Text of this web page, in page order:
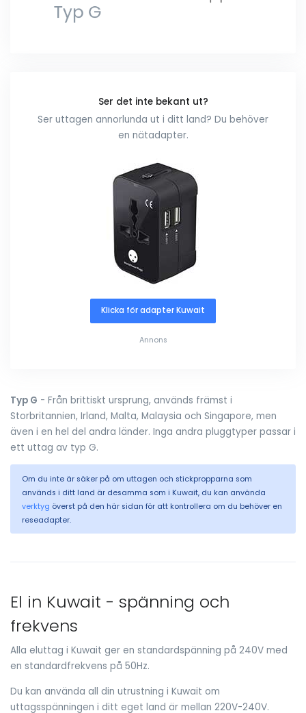
Ser det inte bekant ut?
Ser uttagen annorlunda ut i ditt land? Du behöver
en nätadapter.
Klicka för adapter Kuwait
Annons
Typ G - Från brittiskt ursprung, används främst i
Storbritannien, Irland, Malta, Malaysia och Singapore, men
även i en hel del andra länder. Inga andra pluggtyper passar i
ett uttag av typ G.
Om du inte är säker på om uttagen och stickpropparna som
används i ditt land är desamma som i Kuwait, du kan använda
verktyg överst på den här sidan för att kontrollera om du behöver en
reseadapter.
El in Kuwait - spänning och
frekvens
Alla eluttag i Kuwait ger en standardspänning på 240V med
en standardfrekvens på 50Hz.
Du kan använda all din utrustning i Kuwait om
uttagsspänningen i ditt eget land är mellan 220V-240V.